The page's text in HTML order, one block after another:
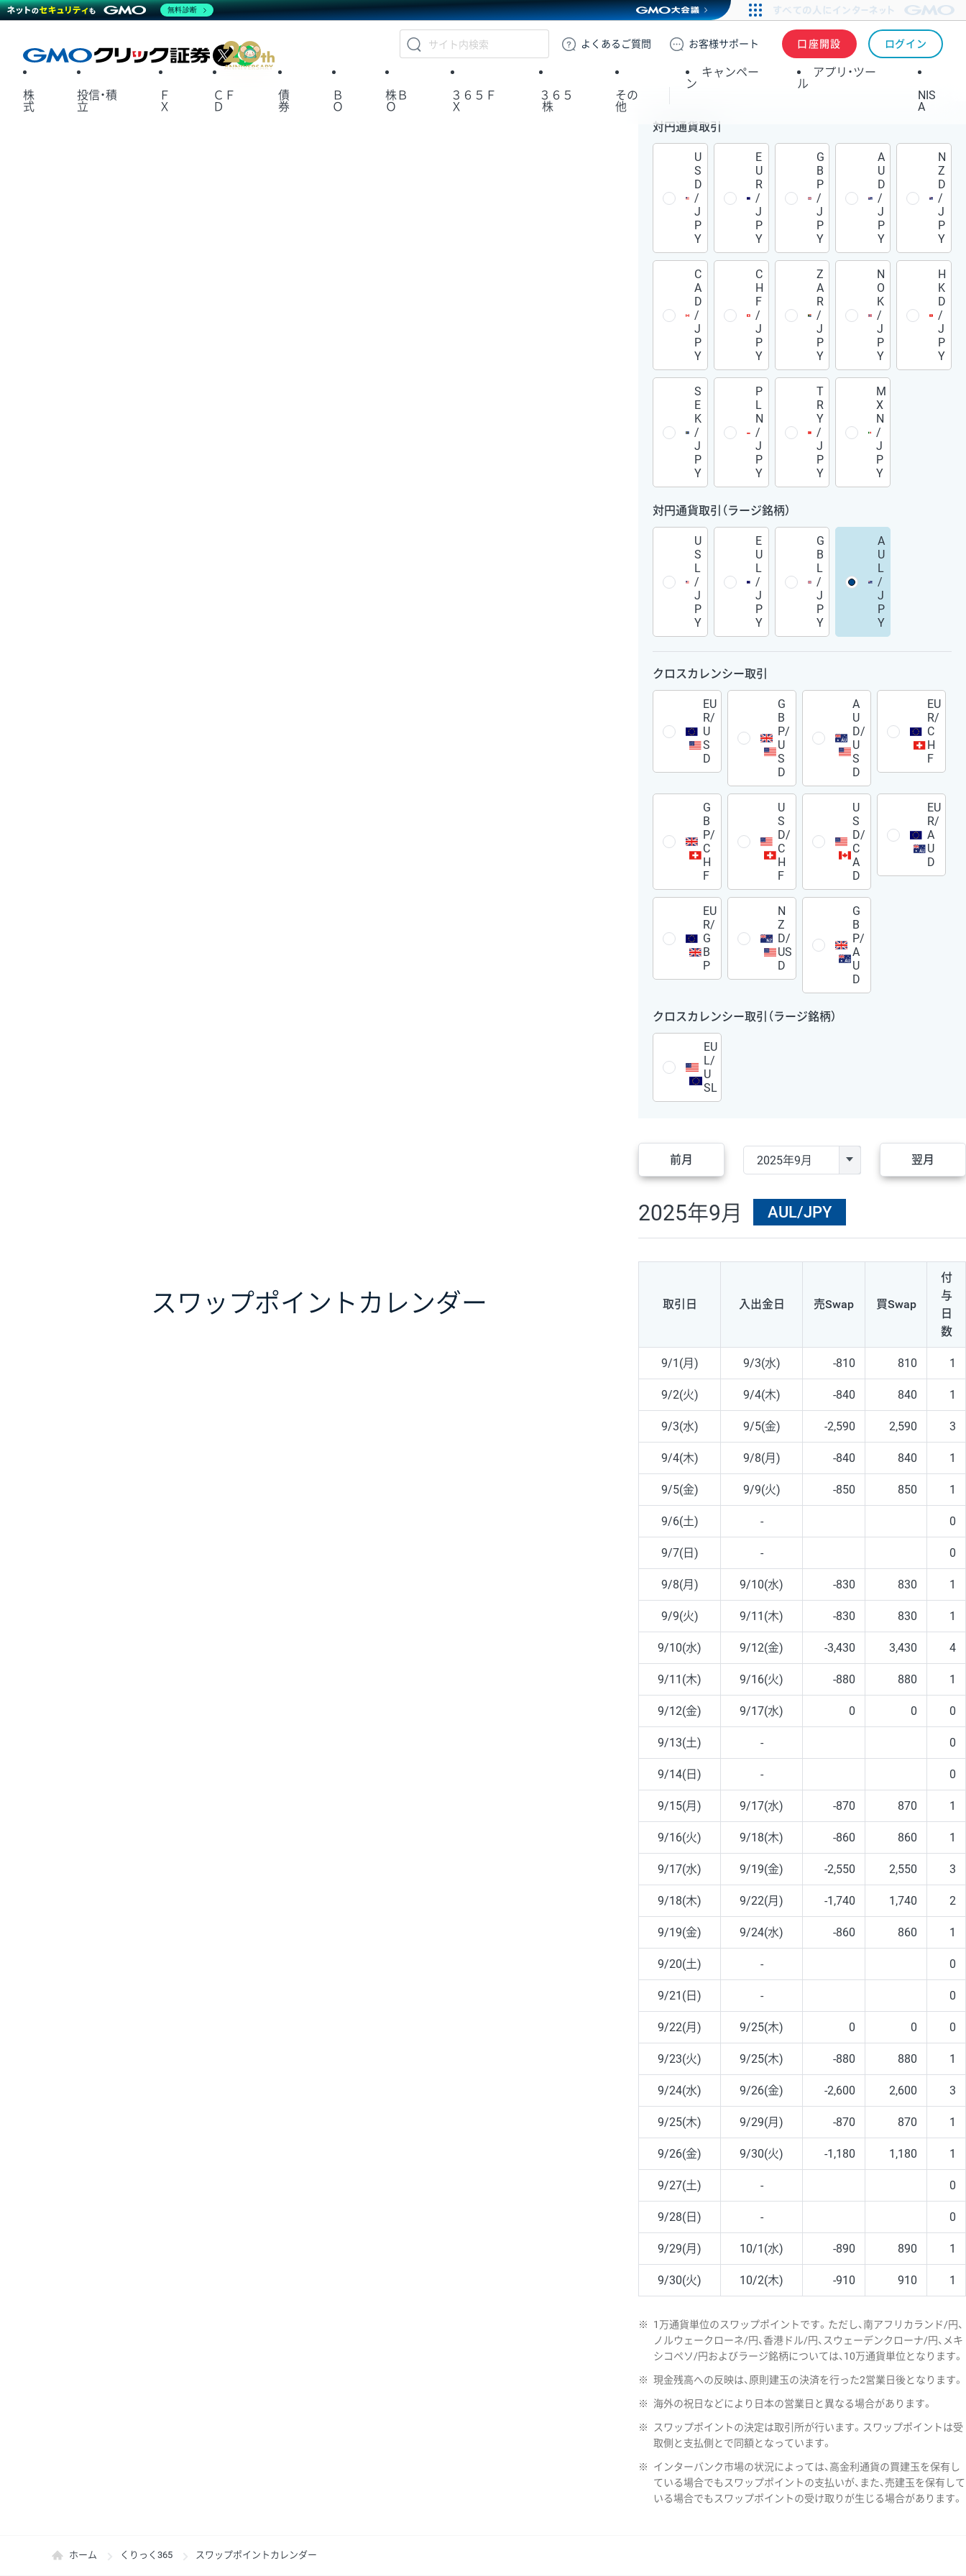
GMOクリック証券
よくある ご質問 お客様サポート 口座開設 ログイン
X
株
式
投信・積
立
Ｆ
Ｘ
ＣＦ
Ｄ
債
券
Ｂ
Ｏ
株Ｂ
Ｏ
３６５Ｆ
Ｘ
３６５
株
その
他
キャンペー
ン
アプリ・ツー
ル
NIS
A
スワップポイント カレンダー
対円通貨取引
U
S
D
/
J
P
Y
E
U
R
/
J
P
Y
G
B
P
/
J
P
Y
A
U
D
/
J
P
Y
N
Z
D
/
J
P
Y
C
A
D
/
J
P
Y
C
H
F
/
J
P
Y
Z
A
R
/
J
P
Y
N
O
K
/
J
P
Y
H
K
D
/
J
P
Y
S
E
K
/
J
P
Y
P
L
N
/
J
P
Y
T
R
Y
/
J
P
Y
M
X
N
/
J
P
Y
対円通貨取引（ラージ銘柄）
U
S
L
/
J
P
Y
E
U
L
/
J
P
Y
G
B
L
/
J
P
Y
A
U
L
/
J
P
Y
クロスカレンシー取引
EU
R/
U
S
D
G
B
P/
U
S
D
A
U
D/
U
S
D
EU
R/
C
H
F
G
B
P/
C
H
F
U
S
D/
C
H
F
U
S
D/
C
A
D
EU
R/
A
U
D
EU
R/
G
B
P
N
Z
D/
US
D
G
B
P/
A
U
D
クロスカレンシー取引（ラージ銘柄）
EU
L/
U
SL
前月 翌月
2025年9月 AUL/JPY
取引日 入出金日 売Swap 買Swap
付
与
日
数
9/1(月) 9/3(水) -810 810 1
9/2(火) 9/4(木) -840 840 1
9/3(水) 9/5(金) -2,590 2,590 3
9/4(木) 9/8(月) -840 840 1
9/5(金) 9/9(火) -850 850 1
9/6(土) - 0
9/7(日) - 0
9/8(月) 9/10(水) -830 830 1
9/9(火) 9/11(木) -830 830 1
9/10(水) 9/12(金) -3,430 3,430 4
9/11(木) 9/16(火) -880 880 1
9/12(金) 9/17(水) 0 0 0
9/13(土) - 0
9/14(日) - 0
9/15(月) 9/17(水) -870 870 1
9/16(火) 9/18(木) -860 860 1
9/17(水) 9/19(金) -2,550 2,550 3
9/18(木) 9/22(月) -1,740 1,740 2
9/19(金) 9/24(水) -860 860 1
9/20(土) - 0
9/21(日) - 0
9/22(月) 9/25(木) 0 0 0
9/23(火) 9/25(木) -880 880 1
9/24(水) 9/26(金) -2,600 2,600 3
9/25(木) 9/29(月) -870 870 1
9/26(金) 9/30(火) -1,180 1,180 1
9/27(土) - 0
9/28(日) - 0
9/29(月) 10/1(水) -890 890 1
9/30(火) 10/2(木) -910 910 1
※
1万通貨単位のスワップポイントです。ただし、南アフリカランド/円、
ノルウェークローネ/円、香港ドル/円、スウェーデンクローナ/円、メキ
シコペソ/円およびラージ銘柄については、10万通貨単位となります。
※ 現金残高への反映は、原則建玉の決済を行った2営業日後となります。
※ 海外の祝日などにより日本の営業日と異なる場合があります。
※
スワップポイントの決定は取引所が行います。スワップポイントは受
取側と支払側とで同額となっています。
※
インターバンク市場の状況によっては、高金利通貨の買建玉を保有し
ている場合でもスワップポイントの支払いが、また、売建玉を保有して
いる場合でもスワップポイントの受け取りが生じる場合があります。
ホーム くりっく365 スワップポイントカレンダー
無料診断